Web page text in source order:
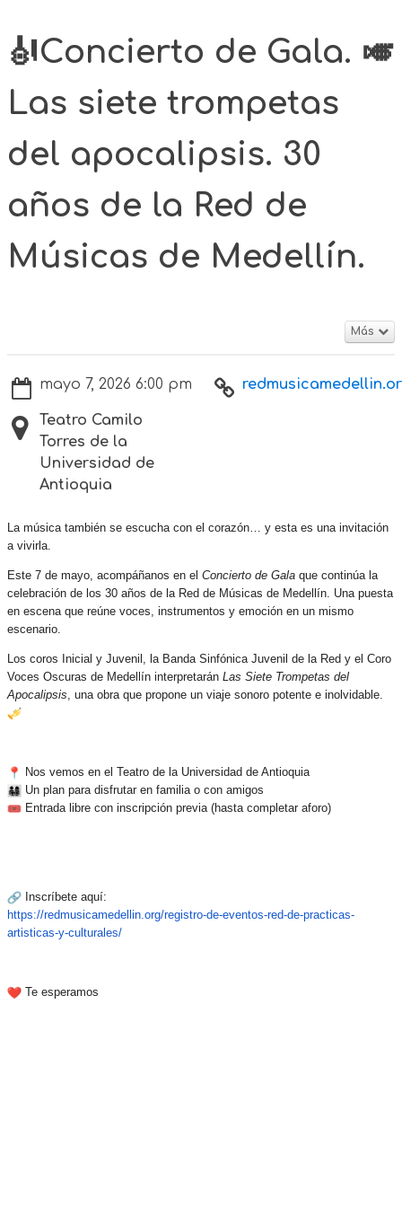
🎻Concierto de Gala. 🎺
Las siete trompetas
del apocalipsis. 30
años de la Red de
Músicas de Medellín.
Más
mayo 7, 2026 6:00 pm
Teatro Camilo
Torres de la
Universidad de
Antioquia
La música también se escucha con el corazón… y esta es una invitación
a vivirla.
Este 7 de mayo, acompáñanos en el Concierto de Gala que continúa la
celebración de los 30 años de la Red de Músicas de Medellín. Una puesta
en escena que reúne voces, instrumentos y emoción en un mismo
escenario.
Los coros Inicial y Juvenil, la Banda Sinfónica Juvenil de la Red y el Coro
Voces Oscuras de Medellín interpretarán Las Siete Trompetas del
Apocalipsis , una obra que propone un viaje sonoro potente e inolvidable.
Nos vemos en el Teatro de la Universidad de Antioquia
Un plan para disfrutar en familia o con amigos
Entrada libre con inscripción previa (hasta completar aforo)
Inscríbete aquí:
https://redmusicamedellin.org/registro-de-eventos-red-de-practicas-
artisticas-y-culturales/
Te esperamos